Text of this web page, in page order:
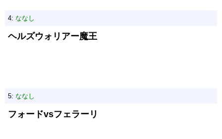
4: ななし
ヘルズウォリアー魔王
5: ななし
フォードvsフェラーリ